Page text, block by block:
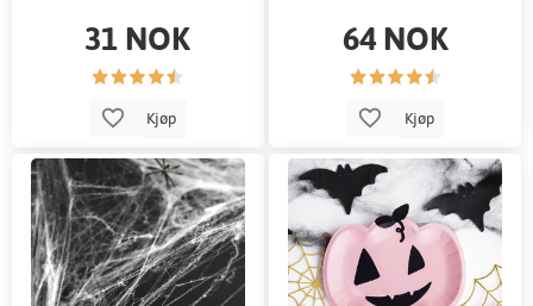
31 NOK
Kjøp
64 NOK
Kjøp